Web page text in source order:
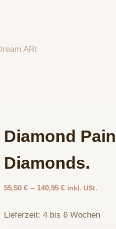
Diamond
Diamonds.
55,50 € – 140,95 € inkl. USt.
Lieferzeit: 4 bis 6 Wochen